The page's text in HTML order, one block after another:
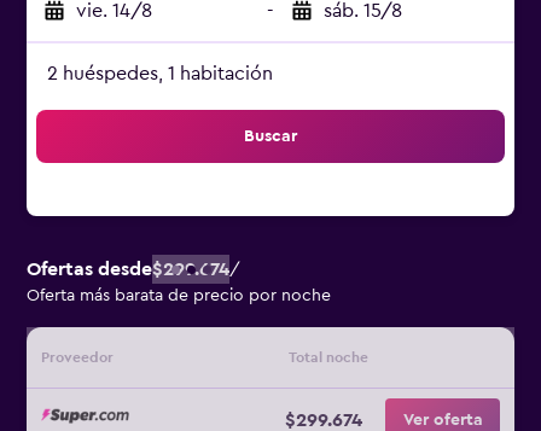
vie. 14/8 - sáb. 15/8
2 huéspedes, 1 habitación
Buscar
Ofertas desde$299.674/
Oferta más barata de precio por noche
Proveedor Total noche
$299.674 Ver oferta